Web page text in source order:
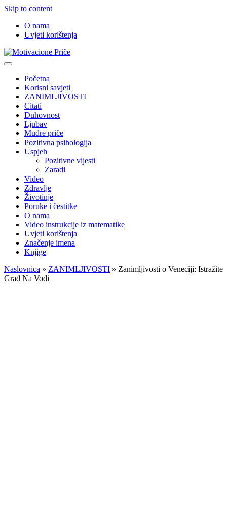
Skip to content
O nama
Uvjeti korištenja
Početna
Korisni savjeti
ZANIMLJIVOSTI
Citati
Duhovnost
Ljubav
Mudre priče
Pozitivna psihologija
Uspjeh
Pozitivne vijesti
Zaradi
Video
Zdravlje
Životinje
Poruke i čestitke
O nama
Video instrukcije iz matematike
Uvjeti korištenja
Značenje imena
Knjige
Naslovnica » ZANIMLJIVOSTI » Zanimljivosti o Veneciji: Istražite
Grad Na Vodi